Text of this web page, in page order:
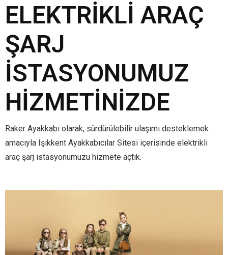
ELEKTRIKLI ARAÇ
ŞARJ
İSTASYONUMUZ
HIZMETINIZDE
Raker Ayakkabı olarak, sürdürülebilir ulaşımı desteklemek
amacıyla Işıkkent Ayakkabıcılar Sitesi içerisinde elektrikli
araç şarj istasyonumuzu hizmete açtık.